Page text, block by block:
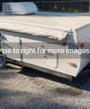
to right for more images